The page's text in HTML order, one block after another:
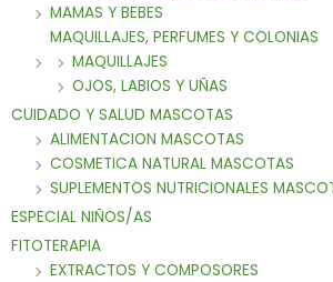
MAMAS Y BEBES
MAQUILLAJES, PERFUMES Y COLONIAS
MAQUILLAJES
OJOS, LABIOS Y UÑAS
CUIDADO Y SALUD MASCOTAS
ALIMENTACION MASCOTAS
COSMETICA NATURAL MASCOTAS
SUPLEMENTOS NUTRICIONALES
ESPECIAL NIÑOS/AS
FITOTERAPIA
EXTRACTOS Y COMPOSORES